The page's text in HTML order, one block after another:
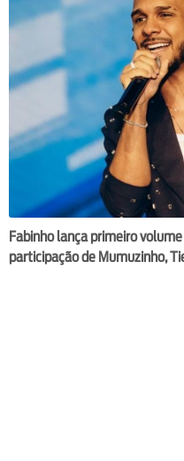
Fabinho lança primeiro volume
participação de Mumuzinho,